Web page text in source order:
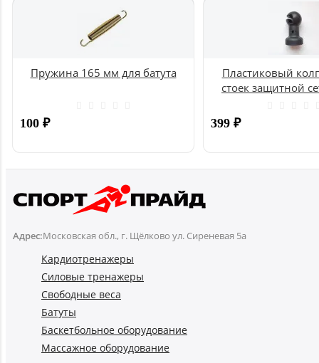
Пружина 165 мм для батута
100 ₽
Пластиковый
стоек защитной
399 ₽
Адрес:Московская обл., г. Щёлково ул. Сиреневая 5а
Кардиотренажеры
Силовые тренажеры
Свободные веса
Батуты
Баскетбольное оборудование
Массажное оборудование